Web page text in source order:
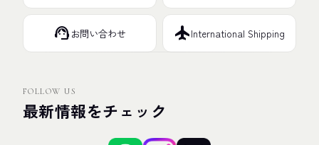
support_agent お問い合わせ flightInternational Shipping
FOLLOW US
最新情報をチェック